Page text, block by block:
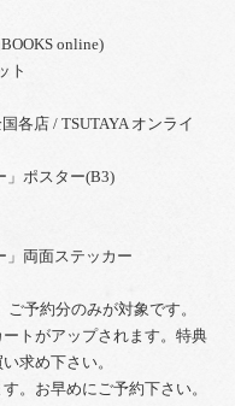
online)
ト
各店 / TSUTAYA オンライ
」ポスター(B3)
」両面ステッカー
予約分のみが対象です。
トがアップされます。特典
求め下さい。
。お早めにご予約下さい。